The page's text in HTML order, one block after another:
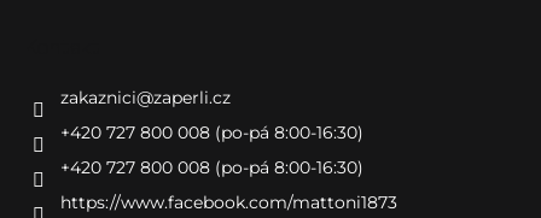
zakaznici@zaperli.cz
+420 727 800 008 (po-pá 8:00-16:30)
+420 727 800 008 (po-pá 8:00-16:30)
https://www.facebook.com/mattoni1873